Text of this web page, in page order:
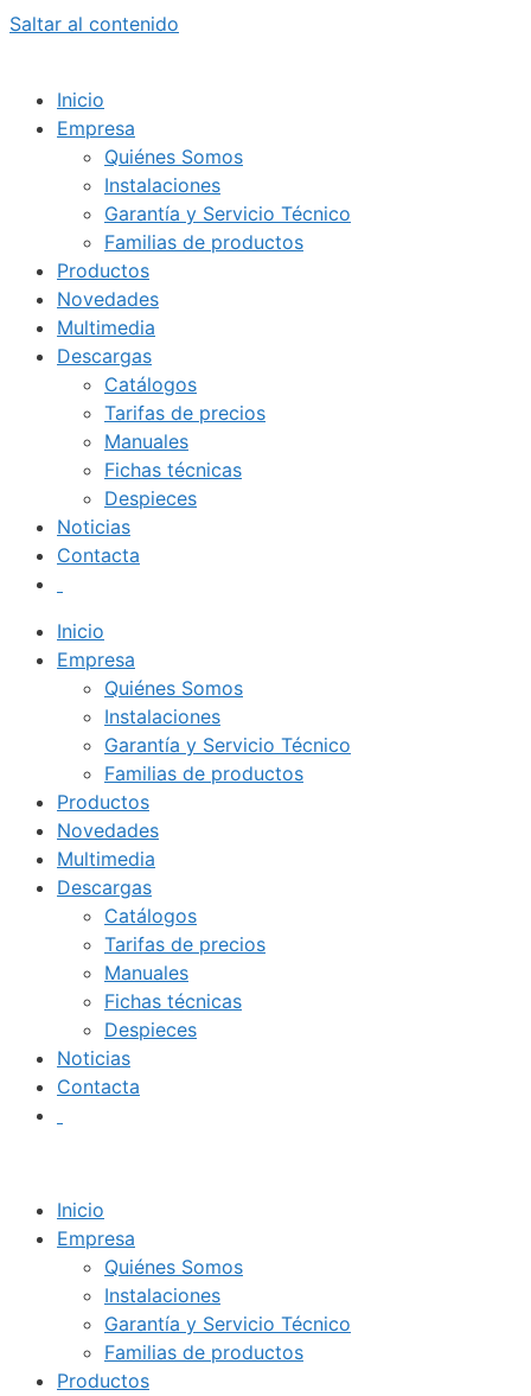
Saltar al contenido
Inicio
Empresa
Quiénes Somos
Instalaciones
Garantía y Servicio Técnico
Familias de productos
Productos
Novedades
Multimedia
Descargas
Catálogos
Tarifas de precios
Manuales
Fichas técnicas
Despieces
Noticias
Contacta
Inicio
Empresa
Quiénes Somos
Instalaciones
Garantía y Servicio Técnico
Familias de productos
Productos
Novedades
Multimedia
Descargas
Catálogos
Tarifas de precios
Manuales
Fichas técnicas
Despieces
Noticias
Contacta
Inicio
Empresa
Quiénes Somos
Instalaciones
Garantía y Servicio Técnico
Familias de productos
Productos